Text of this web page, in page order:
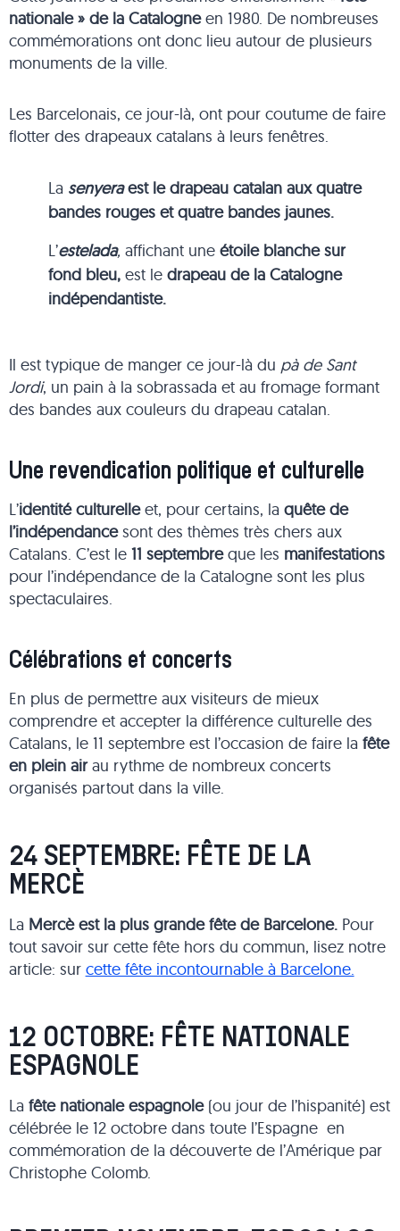
nationale » de la Catalogneen 1980. De nombreuses
commémorations ont donc lieu autour de plusieurs
monuments de la ville.
Les Barcelonais, ce jour-là, ont pour coutume de faire
flotter des drapeaux catalans à leurs fenêtres.
La senyeraest le drapeau catalan aux quatre
bandes rouges et quatre bandes jaunes.
L’estelada,affichant uneétoile blanche sur
fond bleu, est ledrapeau de la Catalogne
indépendantiste.
Il est typique de manger ce jour-là du pà de Sant
Jordi, un pain à la sobrassada et au fromage formant
des bandes aux couleurs du drapeau catalan.
Une revendication politique et culturelle
L’identité culturelleet, pour certains, la quête de
l’indépendancesont des thèmes très chers aux
Catalans. C’est le 11 septembreque les manifestations
pour l’indépendance de la Catalogne sont les plus
spectaculaires.
Célébrations et concerts
En plus de permettre aux visiteurs de mieux
comprendre et accepter la différence culturelle des
Catalans, le 11 septembre est l’occasion de faire la fête
en plein airau rythme de nombreux concerts
organisés partout dans la ville.
24 SEPTEMBRE: FÊTE DE LA
MERCÈ
La Mercè est la plus grande fête de Barcelone.Pour
tout savoir sur cette fête hors du commun, lisez notre
article: sur cette fête incontournable à Barcelone.
12 OCTOBRE: FÊTE NATIONALE
ESPAGNOLE
La fête nationale espagnole(ou jour de l’hispanité) est
célébrée le 12 octobre dans toute l’Espagne en
commémoration de la découverte de l’Amérique par
Christophe Colomb.